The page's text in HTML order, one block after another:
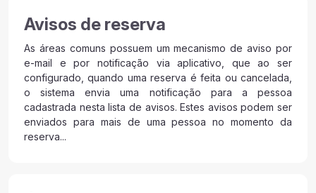
Avisos de reserva
As áreas comuns possuem um mecanismo de aviso por
e-mail e por notificação via aplicativo, que ao ser
configurado, quando uma reserva é feita ou cancelada,
o sistema envia uma notificação para a pessoa
cadastrada nesta lista de avisos. Estes avisos podem ser
enviados para mais de uma pessoa no momento da
reserva...